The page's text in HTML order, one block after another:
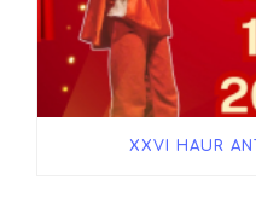
XXVI HAUR